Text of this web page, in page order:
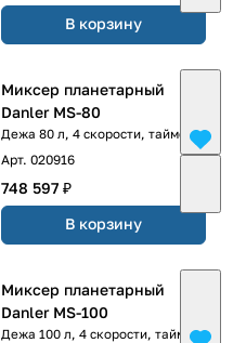
В корзину
Миксер планетарный
Danler MS-80
Дежа 80 л, 4 скорости, таймер
Арт. 020916
748 597 ₽
В корзину
Миксер планетарный
Danler MS-100
Дежа 100 л, 4 скорости, таймер